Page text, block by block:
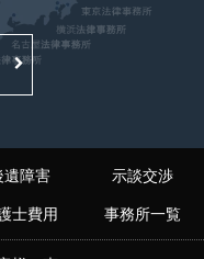
遺障害 示談交渉
士費用 事務所一覧